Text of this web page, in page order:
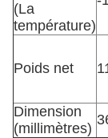
(La
température)
Poids net
Dimension
(millimètres)